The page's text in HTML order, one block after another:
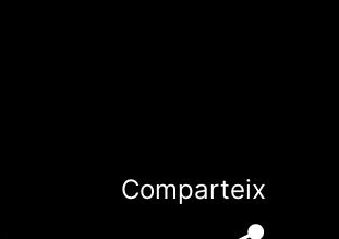
Comparteix